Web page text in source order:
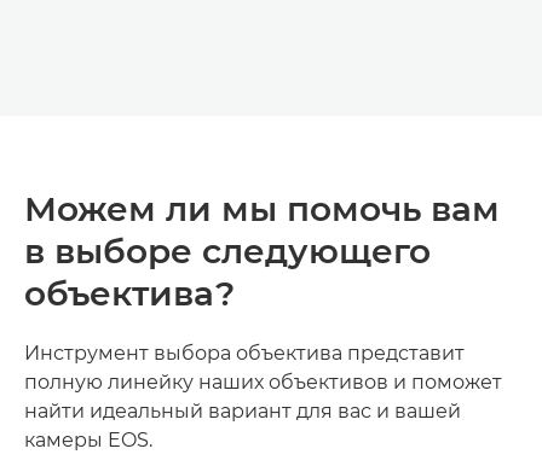
Можем ли мы помочь вам
в выборе следующего
объектива?
Инструмент выбора объектива представит
полную линейку наших объективов и поможет
найти идеальный вариант для вас и вашей
камеры EOS.